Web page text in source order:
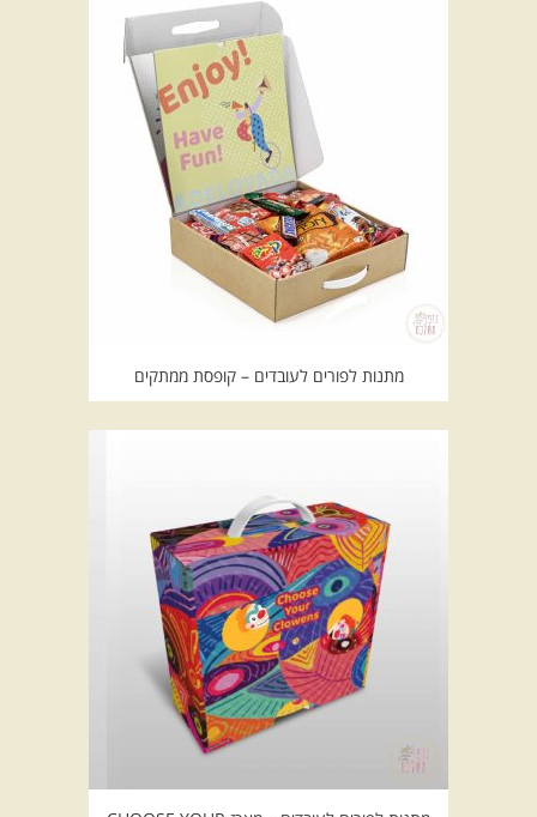
מתנות לפורים לעובדים – קופסת ממתקים